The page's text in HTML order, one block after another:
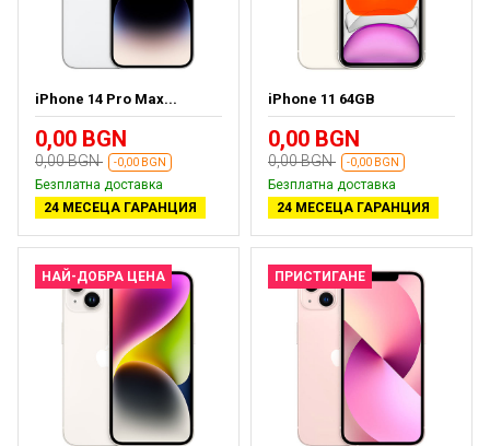
iPhone 14 Pro Max...
0,00 BGN
0,00 BGN -0,00 BGN
Безплатна доставка
24 МЕСЕЦА ГАРАНЦИЯ
iPhone 11 64GB
0,00 BGN
0,00 BGN -0,00 BGN
Безплатна доставка
24 МЕСЕЦА ГАРАНЦИЯ
НАЙ-ДОБРА ЦЕНА ПРИСТИГАНЕ